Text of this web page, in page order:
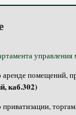
помещений,
каб.302)